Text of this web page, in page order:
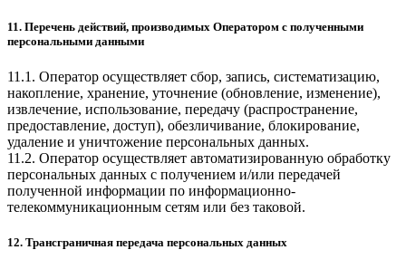
11. Перечень действий, производимых Оператором с полученными
персональными данными
11.1. Оператор осуществляет сбор, запись, систематизацию,
накопление, хранение, уточнение (обновление, изменение),
извлечение, использование, передачу (распространение,
предоставление, доступ), обезличивание, блокирование,
удаление и уничтожение персональных данных.
11.2. Оператор осуществляет автоматизированную обработку
персональных данных с получением и/или передачей
полученной информации по информационно-
телекоммуникационным сетям или без таковой.
12. Трансграничная передача персональных данных